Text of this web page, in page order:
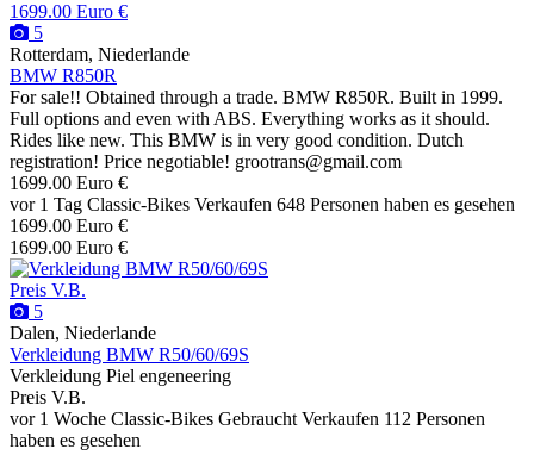
1699.00 Euro €
5
Rotterdam, Niederlande
BMW R850R
For sale!! Obtained through a trade. BMW R850R. Built in 1999.
Full options and even with ABS. Everything works as it should.
Rides like new. This BMW is in very good condition. Dutch
registration! Price negotiable! grootrans@gmail.com
1699.00 Euro €
vor 1 Tag Classic-Bikes Verkaufen 648 Personen haben es gesehen
1699.00 Euro €
1699.00 Euro €
Preis V.B.
5
Dalen, Niederlande
Verkleidung BMW R50/60/69S
Verkleidung Piel engeneering
Preis V.B.
vor 1 Woche Classic-Bikes Gebraucht Verkaufen 112 Personen
haben es gesehen